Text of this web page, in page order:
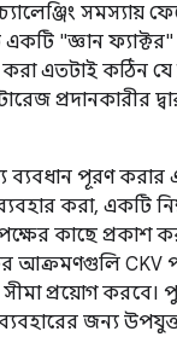
সমস্যায়
"জ্ঞান ফ্যাক্টর"
এতটাই কঠিন যে
প্রদানকারীর
ব্যবধান পূরণ
করা, একটি
কাছে প্রকাশ
CKV
সীমা প্রয়োগ
ব্যবহারের জন্য